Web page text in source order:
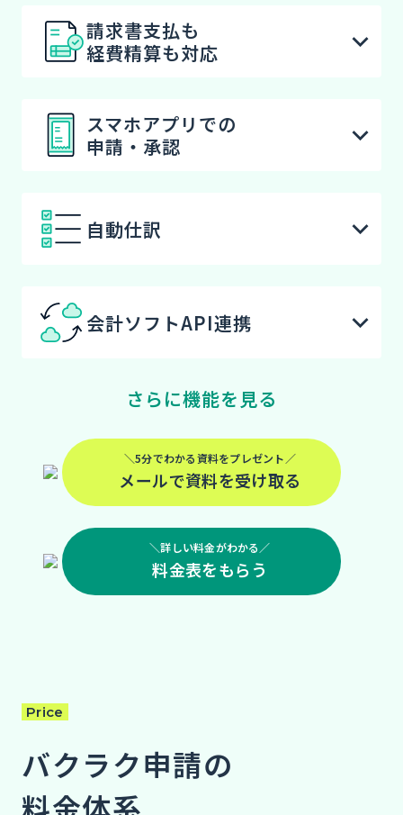
請求書支払も
経費精算も対応
スマホアプリでの
申請・承認
自動仕訳
会計ソフトAPI連携
さらに機能を見る
＼5分でわかる資料をプレゼント／
メールで資料を受け取る
＼詳しい料金がわかる／
料金表をもらう
Price
バクラク申請の